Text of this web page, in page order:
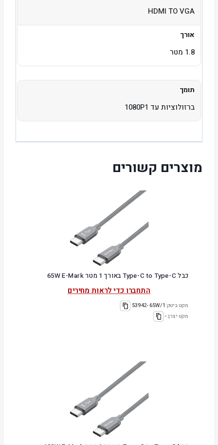
HDMI TO VGA
אורך
1.8 מטר
תומך
ברזולוציות עד 1080P1
מוצרים קשורים
כבל Type-C to Type-C באורך 1 מטר 65W E-Mark
התחברו כדי לראות מחירים
מקט ביטק:53942-65W/1
מקט יצרן:-